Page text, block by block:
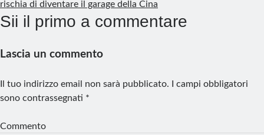
rischia di diventare il garage della Cina
Sii il primo a commentare
Lascia un commento
Il tuo indirizzo email non sarà pubblicato.
I campi obbligatori
sono contrassegnati *
Commento